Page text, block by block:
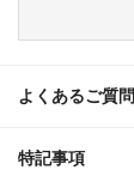
よくあるご質問
特記事項